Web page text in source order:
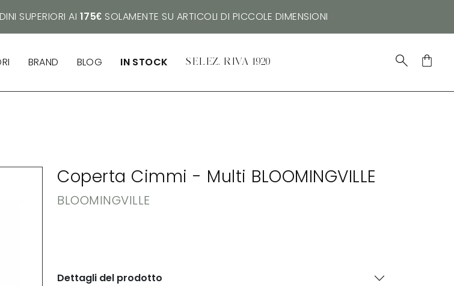
SUPERIORI AI 175€ SOLAMENTE SU ARTICOLI DI PICCOLE DIMENSIONI
BRAND BLOG IN STOCK SELEZ. RIVA 1920
Coperta Cimmi - Multi BLOOMINGVILLE
BLOOMINGVILLE
Dettagli del prodotto